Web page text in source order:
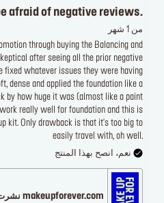
afraid of negative reviews.
من 1 شهر
through buying the Balancing and
after seeing all the prior negative
fixed whatever issues they were having
dense and applied the foundation like a
by how huge it was (almost like a paint
really well for foundation and this is
kit. Only drawback is that it's too big to
easily travel with, oh well.
نعم، انصح بهذا المنتج
makeupforever.com نشرت أولاً على